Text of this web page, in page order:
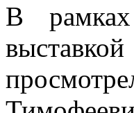
В рамках